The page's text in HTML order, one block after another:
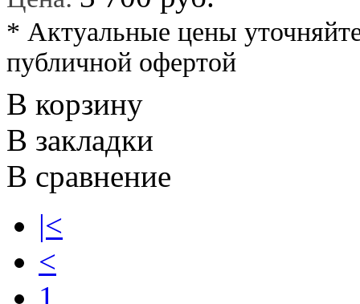
* Актуальные цены
публичной офертой
В корзину
В закладки
В сравнение
|<
<